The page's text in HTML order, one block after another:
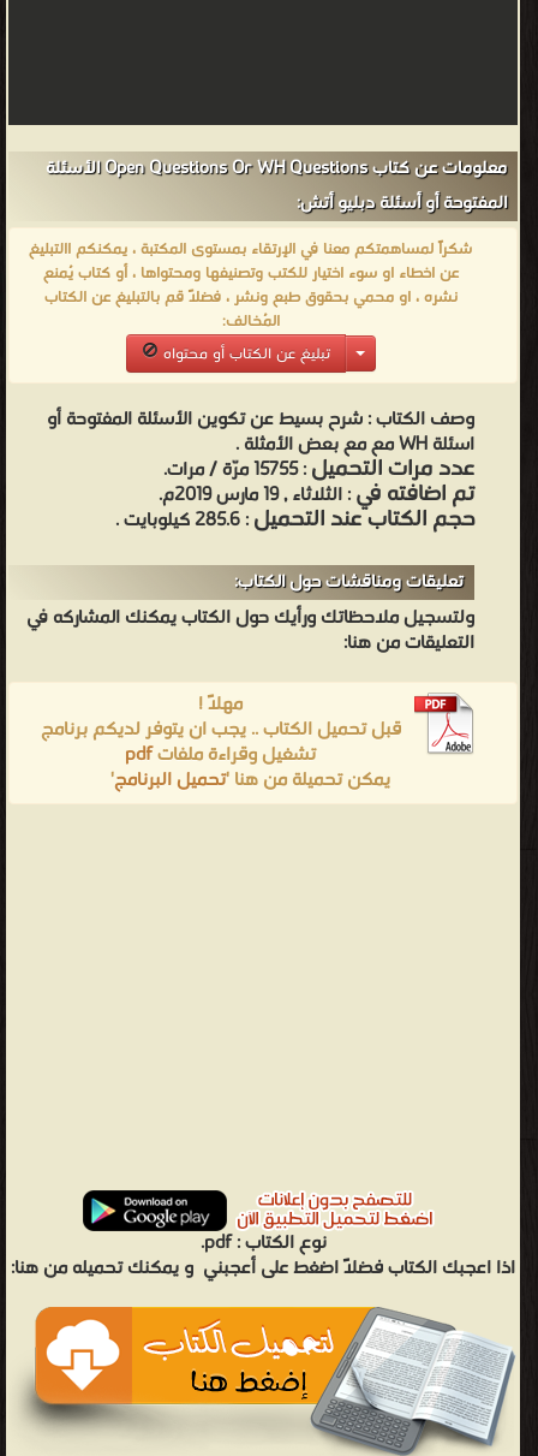
معلومات عن كتاب Open Questions Or WH Questions الأسئلة
المفتوحة أو أسئلة دبليو أتش:
شكراً لمساهمتكم معنا في الإرتقاء بمستوى المكتبة ، يمكنكم االتبليغ
عن اخطاء او سوء اختيار للكتب وتصنيفها ومحتواها ، أو كتاب يُمنع
نشره ، او محمي بحقوق طبع ونشر ، فضلاً قم بالتبليغ عن الكتاب
المُخالف:
تبليغ عن الكتاب أو محتواه
وصف الكتاب :شرح بسيط عن تكوين الأسئلة المفتوحة أو
اسئلة WH مع مع بعض الأمثلة .
عدد مرات التحميل: 15755 مرّة / مرات.
تم اضافته في: الثلاثاء , 19 مارس 2019م.
حجم الكتاب عند التحميل: 285.6 كيلوبايت .
تعليقات ومناقشات حول الكتاب:
ولتسجيل ملاحظاتك ورأيك حول الكتاب يمكنك المشاركه في
التعليقات من هنا:
مهلاً !
قبل تحميل الكتاب .. يجب ان يتوفر لديكم برنامج
تشغيل وقراءة ملفاتpdf
يمكن تحميلة من هنا 'تحميل البرنامج'
نوع الكتاب :pdf.
اذا اعجبك الكتاب فضلاً اضغط على أعجبني و يمكنك تحميله من هنا: